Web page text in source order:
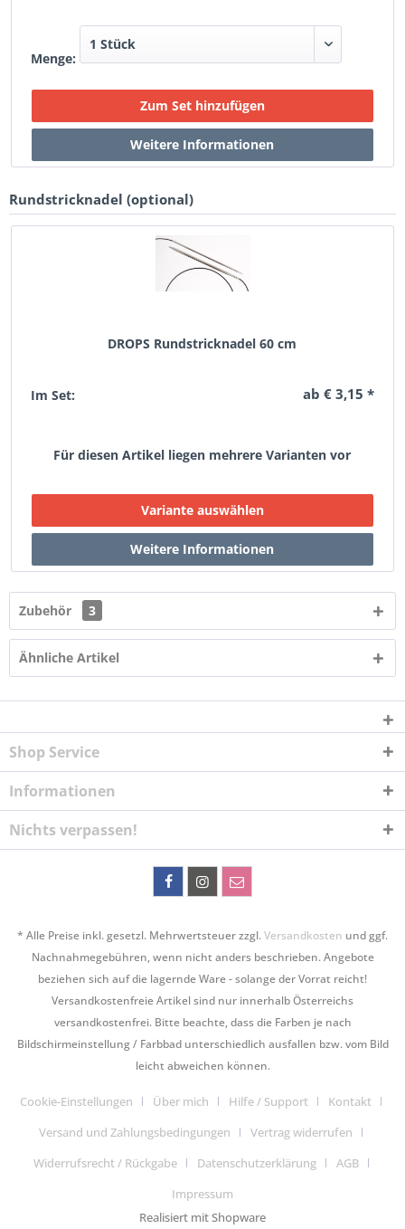
Menge:
Rundstricknadel (optional)
DROPS Rundstricknadel 60 cm
Im Set: ab € 3,15 *
Für diesen Artikel liegen mehrere Varianten vor
Zubehör 3
Ähnliche Artikel
Shop Service
Informationen
Nichts verpassen!
* Alle Preise inkl. gesetzl. Mehrwertsteuer zzgl.Versandkosten und ggf.
Nachnahmegebühren, wenn nicht anders beschrieben. Angebote
beziehen sich auf die lagernde Ware - solange der Vorrat reicht!
Versandkostenfreie Artikel sind nur innerhalb Österreichs
versandkostenfrei. Bitte beachte, dass die Farben je nach
Bildschirmeinstellung / Farbbad unterschiedlich ausfallen bzw. vom Bild
leicht abweichen können.
Cookie-Einstellungen Über mich Hilfe / Support
Kontakt
Versand und Zahlungsbedingungen
Vertrag widerrufen
Widerrufsrecht / Rückgabe
Datenschutzerklärung
AGB
Impressum
Realisiert mit Shopware